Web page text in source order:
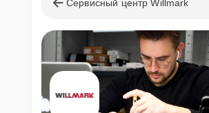
запчастей
Для всех клиентов действуют демократичные
цены. Конечная стоимость работ обсуждается
коем случае не может измениться в процессе
навязывает клиентам дополнительные услуги
предусматривает скрытые платежи.
стоимость ремонта можно с помощью нашего
Сервисный центр Willmark